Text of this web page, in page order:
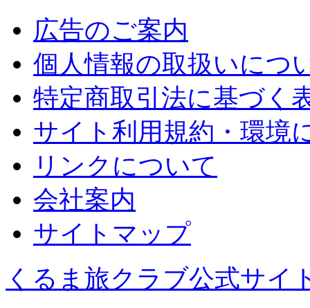
広告のご案内
個人情報の取扱いにつ
特定商取引法に基づく
サイト利用規約・環境
リンクについて
会社案内
サイトマップ
くるま旅クラブ公式サイ